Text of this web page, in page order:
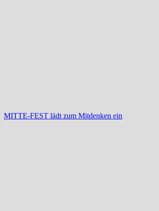
MITTE-FEST lädt zum Mitdenken ein